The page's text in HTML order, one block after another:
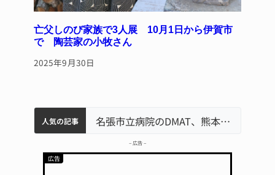
亡父しのび家族で3人展 10月1日から伊賀市
で 陶芸家の小牧さん
2025年9月30日
人気の記事
名張市水道料金47％値上げへ 答申案、審議会で大筋まとまる
器物損壊容疑で83歳女逮捕 伊賀署
中学校の陶壁モニュメント 地元建設会社がボランティアで清掃 伊賀 名張市立病院のDMAT、熊本地震の被災地へ 能登以来3回目の派遣
– 広告 –